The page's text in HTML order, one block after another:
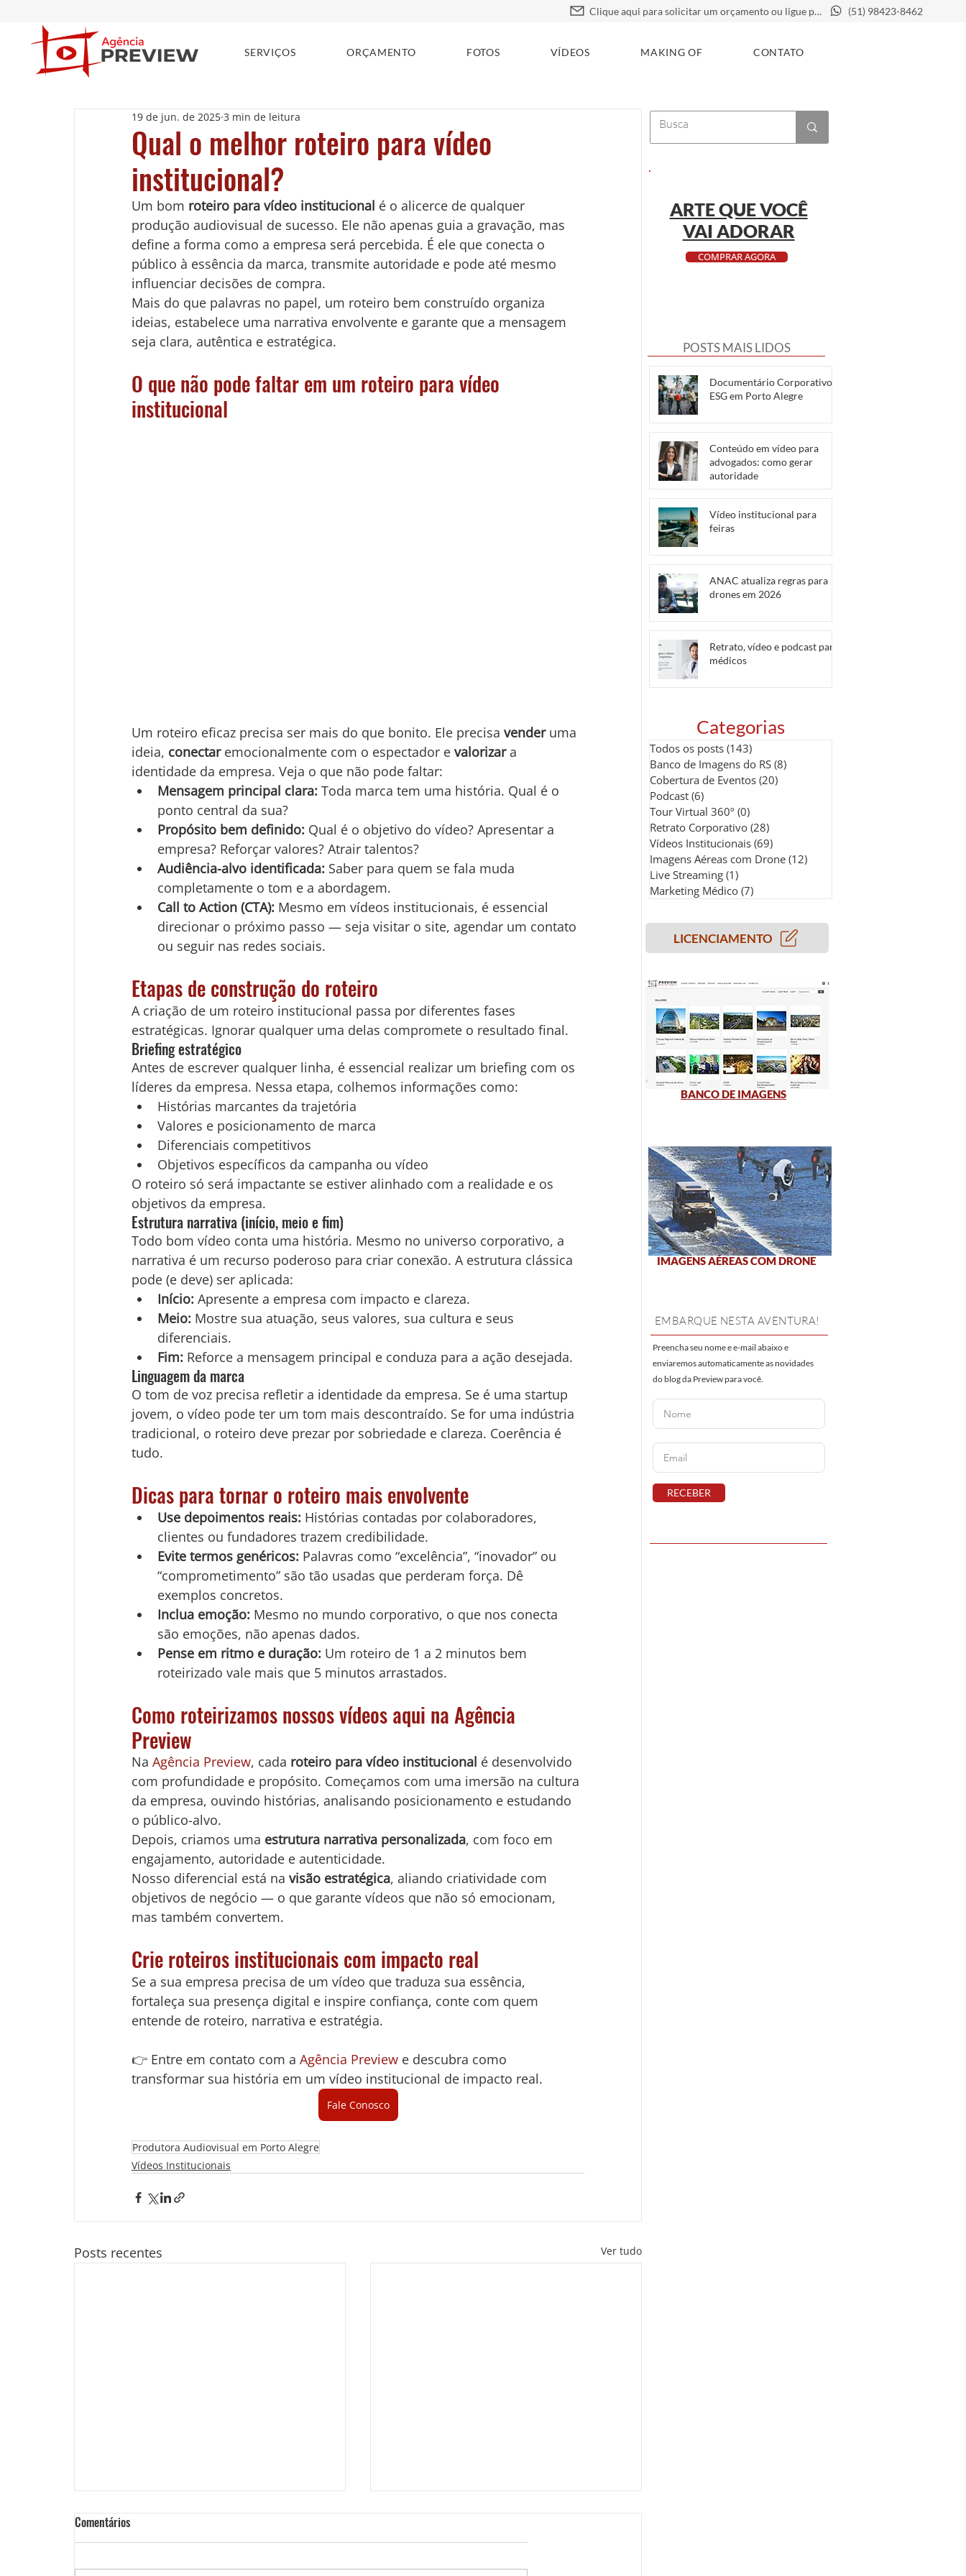
Clique aqui para solicitar um orçamento ou ligue para (51) 98423-8462
SERVIÇOS ORÇAMENTO FOTOS VÍDEOS MAKING OF CONTATO
Qual o melhor roteiro para vídeo
institucional?
19 de jun. de 2025 3 min de leitura
Um bom roteiro para vídeo institucional é o alicerce de qualquer
produção audiovisual de sucesso. Ele não apenas guia a gravação, mas
define a forma como a empresa será percebida. É ele que conecta o
público à essência da marca, transmite autoridade e pode até mesmo
influenciar decisões de compra.
Mais do que palavras no papel, um roteiro bem construído organiza
ideias, estabelece uma narrativa envolvente e garante que a mensagem
seja clara, autêntica e estratégica.
O que não pode faltar em um roteiro para vídeo
institucional
Um roteiro eficaz precisa ser mais do que bonito. Ele precisa vender uma
ideia, conectar emocionalmente com o espectador e valorizar a
identidade da empresa. Veja o que não pode faltar:
Mensagem principal clara: Toda marca tem uma história. Qual é o
ponto central da sua?
Propósito bem definido: Qual é o objetivo do vídeo? Apresentar a
empresa? Reforçar valores? Atrair talentos?
Audiência-alvo identificada: Saber para quem se fala muda
completamente o tom e a abordagem.
Call to Action (CTA): Mesmo em vídeos institucionais, é essencial
direcionar o próximo passo — seja visitar o site, agendar um contato
ou seguir nas redes sociais.
Etapas de construção do roteiro
A criação de um roteiro institucional passa por diferentes fases
estratégicas. Ignorar qualquer uma delas compromete o resultado final.
Briefing estratégico
Antes de escrever qualquer linha, é essencial realizar um briefing com os
líderes da empresa. Nessa etapa, colhemos informações como:
Histórias marcantes da trajetória
Valores e posicionamento de marca
Diferenciais competitivos
Objetivos específicos da campanha ou vídeo
O roteiro só será impactante se estiver alinhado com a realidade e os
objetivos da empresa.
Estrutura narrativa (início, meio e fim)
Todo bom vídeo conta uma história. Mesmo no universo corporativo, a
narrativa é um recurso poderoso para criar conexão. A estrutura clássica
pode (e deve) ser aplicada:
Início: Apresente a empresa com impacto e clareza.
Meio: Mostre sua atuação, seus valores, sua cultura e seus
diferenciais.
Fim: Reforce a mensagem principal e conduza para a ação desejada.
Linguagem da marca
O tom de voz precisa refletir a identidade da empresa. Se é uma startup
jovem, o vídeo pode ter um tom mais descontraído. Se for uma indústria
tradicional, o roteiro deve prezar por sobriedade e clareza. Coerência é
tudo.
Dicas para tornar o roteiro mais envolvente
Use depoimentos reais: Histórias contadas por colaboradores,
clientes ou fundadores trazem credibilidade.
Evite termos genéricos: Palavras como “excelência”, “inovador” ou
“comprometimento” são tão usadas que perderam força. Dê
exemplos concretos.
Inclua emoção: Mesmo no mundo corporativo, o que nos conecta
são emoções, não apenas dados.
Pense em ritmo e duração: Um roteiro de 1 a 2 minutos bem
roteirizado vale mais que 5 minutos arrastados.
Como roteirizamos nossos vídeos aqui na Agência
Preview
Na Agência Preview, cada roteiro para vídeo institucional é desenvolvido
com profundidade e propósito. Começamos com uma imersão na cultura
da empresa, ouvindo histórias, analisando posicionamento e estudando
o público-alvo.
Depois, criamos uma estrutura narrativa personalizada, com foco em
engajamento, autoridade e autenticidade.
Nosso diferencial está na visão estratégica, aliando criatividade com
objetivos de negócio — o que garante vídeos que não só emocionam,
mas também convertem.
Crie roteiros institucionais com impacto real
Se a sua empresa precisa de um vídeo que traduza sua essência,
fortaleça sua presença digital e inspire confiança, conte com quem
entende de roteiro, narrativa e estratégia.
👉 Entre em contato com a Agência Preview e descubra como
transformar sua história em um vídeo institucional de impacto real.
Fale Conosco
Produtora Audiovisual em Porto Alegre
Vídeos Institucionais
Posts recentes Ver tudo
Comentários
ARTE QUE VOCÊ
VAI ADORAR
COMPRAR AGORA
POSTS MAIS LIDOS
Documentário Corporativo e
ESG em Porto Alegre
Conteúdo em vídeo para
advogados: como gerar
autoridade
Vídeo institucional para
feiras
ANAC atualiza regras para
drones em 2026
Retrato, vídeo e podcast para
médicos
Categorias
Todos os posts (143)
Banco de Imagens do RS (8)
Cobertura de Eventos (20)
Podcast (6)
Tour Virtual 360º (0)
Retrato Corporativo (28)
Vídeos Institucionais (69)
Imagens Aéreas com Drone (12)
Live Streaming (1)
Marketing Médico (7)
LICENCIAMENTO
BANCO DE IMAGENS
IMAGENS AÉREAS COM DRONE
EMBARQUE NESTA AVENTURA!
Preencha seu nome e e-mail abaixo e
enviaremos automaticamente as novidades
do blog da Preview para você.
RECEBER